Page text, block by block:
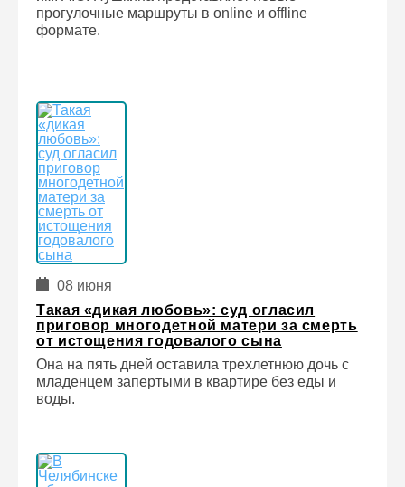
прогулочные маршруты в online и offline
формате.
08 июня
Такая «дикая любовь»: суд огласил
приговор многодетной матери за смерть
от истощения годовалого сына
Она на пять дней оставила трехлетнюю дочь с
младенцем запертыми в квартире без еды и
воды.